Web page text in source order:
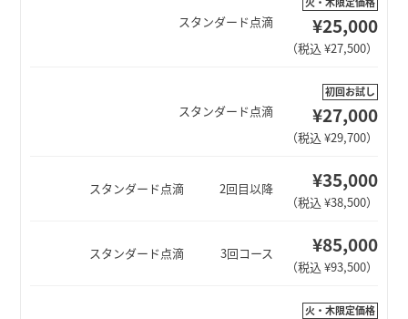
スタンダード点滴 ¥25,000
（税込 ¥27,500）
スタンダード点滴
初回お試し
¥27,000
（税込 ¥29,700）
スタンダード点滴 2回目以降 ¥35,000
（税込 ¥38,500）
スタンダード点滴 3回コース ¥85,000
（税込 ¥93,500）
火・木限定価格